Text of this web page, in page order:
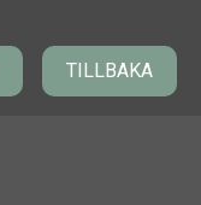
TILLBAKA